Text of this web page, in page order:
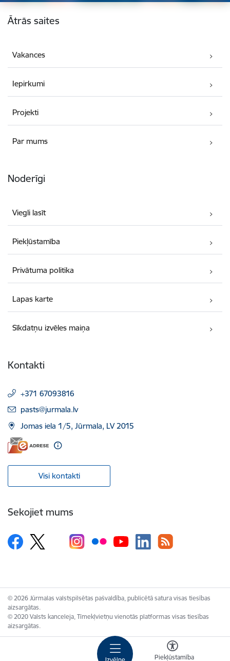
Piekļūstamība
Kājene
Ātrās saites
Vakances
Iepirkumi
Projekti
Par mums
Noderīgi
Viegli lasīt
Piekļūstamība
Privātuma politika
Lapas karte
Sīkdatņu izvēles maiņa
Kontakti
+371 67093816
E-pasts:
pasts@jurmala.lv
Jomas iela 1/5, Jūrmala, LV 2015
Visi kontakti
Sekojiet mums
© 2026 Jūrmalas valstspilsētas pašvaldība, publicētā satura visas tiesības
aizsargātas.
© 2020 Valsts kanceleja, Tīmekļvietņu vienotās platformas visas tiesības
aizsargātas.